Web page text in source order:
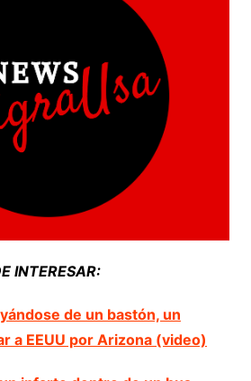
INTERESAR:
de un bastón, un
a EEUU por Arizona (video)